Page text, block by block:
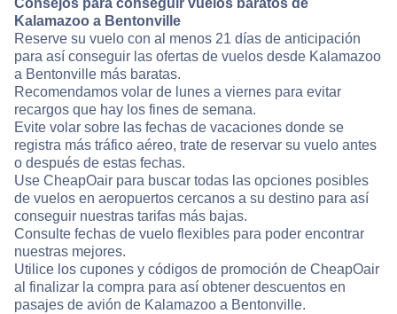
Consejos para conseguir vuelos baratos de
Kalamazoo a Bentonville
Reserve su vuelo con al menos 21 días de anticipación
para así conseguir las ofertas de vuelos desde Kalamazoo
a Bentonville más baratas.
Recomendamos volar de lunes a viernes para evitar
recargos que hay los fines de semana.
Evite volar sobre las fechas de vacaciones donde se
registra más tráfico aéreo, trate de reservar su vuelo antes
o después de estas fechas.
Use CheapOair para buscar todas las opciones posibles
de vuelos en aeropuertos cercanos a su destino para así
conseguir nuestras tarifas más bajas.
Consulte fechas de vuelo flexibles para poder encontrar
nuestras mejores.
Utilice los cupones y códigos de promoción de CheapOair
al finalizar la compra para así obtener descuentos en
pasajes de avión de Kalamazoo a Bentonville.